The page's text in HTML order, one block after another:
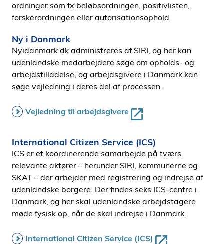
ordninger som fx beløbsordningen, positivlisten,
forskerordningen eller autorisationsophold.
Ny i Danmark
Nyidanmark.dk administreres af SIRI, og her kan
udenlandske medarbejdere søge om opholds- og
arbejdstilladelse, og arbejdsgivere i Danmark kan
søge vejledning i deres del af processen.
Vejledning til arbejdsgivere
International Citizen Service (ICS)
ICS er et koordinerende samarbejde på tværs
relevante aktører – herunder SIRI, kommunerne og
SKAT – der arbejder med registrering og indrejse af
udenlandske borgere. Der findes seks ICS-centre i
Danmark, og her skal udenlandske arbejdstagere
møde fysisk op, når de skal indrejse i Danmark.
International Citizen Service (ICS)